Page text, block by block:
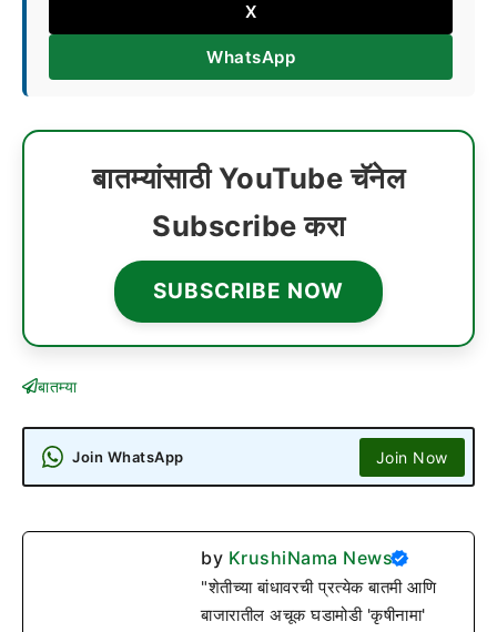
X
WhatsApp
बातम्यांसाठी YouTube चॅनेल
Subscribe करा
SUBSCRIBE NOW
बातम्या
Join WhatsApp Join Now
by KrushiNama News
"शेतीच्या बांधावरची प्रत्येक बातमी आणि
बाजारातील अचूक घडामोडी 'कृषीनामा'